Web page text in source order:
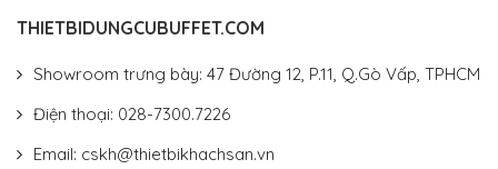
THIETBIDUNGCUBUFFET.COM
Showroom trưng bày: 47 Đường 12, P.11, Q.Gò Vấp, TPHCM
Điện thoại: 028-7300.7226
Email: cskh@thietbikhachsan.vn